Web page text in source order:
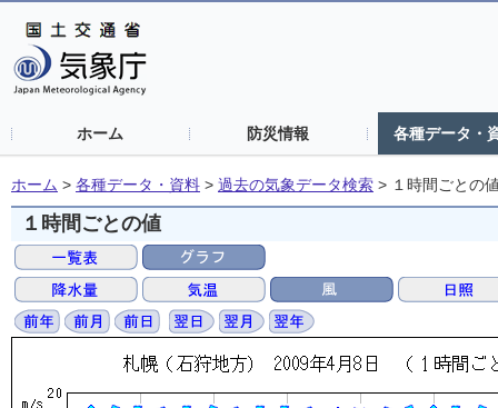
ホーム 防災情報 各種データ・
ホーム > 各種データ・資料 > 過去の気象データ検索 > １時間ごとの
１時間ごとの値